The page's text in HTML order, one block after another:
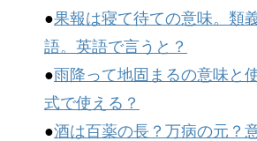
●果報は寝て待ての意味。類
語。英語で言うと？
●雨降って地固まるの意味と
式で使える？
●酒は百薬の長？万病の元？